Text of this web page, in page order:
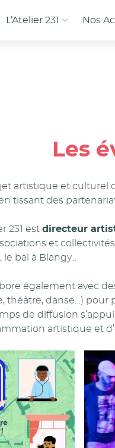
L’Atelier 231 Nos
Les
artistique et culturel
tissant des
231 est directeur
et
le bal à Blangy...
également avec
théâtre, danse…) pour
de diffusion
artistique et